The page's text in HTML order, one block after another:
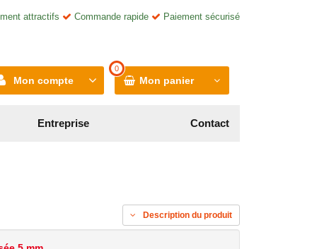
attractifs Commande rapide Paiement sécurisé
Mon compte Mon panier
0
Entreprise Contact
Description du produit